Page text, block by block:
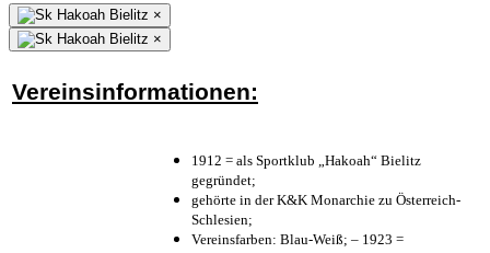
×
×
Vereinsinformationen:
1912 = als Sportklub „Hakoah“ Bielitz
gegründet;
gehörte in der K&K Monarchie zu Österreich-
Schlesien;
Vereinsfarben: Blau-Weiß; – 1923 =